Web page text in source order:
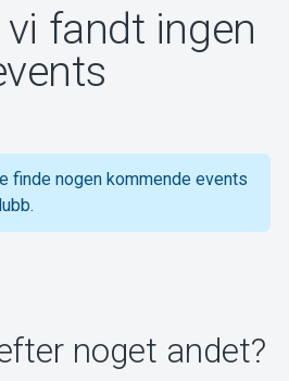
Tickster
vi fandt ingen
finde nogen kommende events
noget andet?